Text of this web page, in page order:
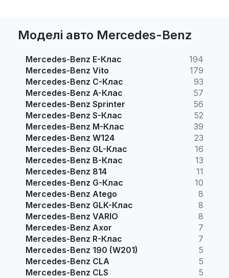
Моделі авто Mercedes-Benz
Mercedes-Benz E-Клас
194
Mercedes-Benz Vito
179
Mercedes-Benz C-Клас
93
Mercedes-Benz A-Клас
57
Mercedes-Benz Sprinter
56
Mercedes-Benz S-Клас
52
Mercedes-Benz M-Клас
39
Mercedes-Benz W124
23
Mercedes-Benz GL-Клас
16
Mercedes-Benz B-Клас
13
Mercedes-Benz 814
11
Mercedes-Benz G-Клас
10
Mercedes-Benz Atego
8
Mercedes-Benz GLK-Клас
8
Mercedes-Benz VARIO
8
Mercedes-Benz Axor
7
Mercedes-Benz R-Клас
7
Mercedes-Benz 190 (W201)
5
Mercedes-Benz CLA
5
Mercedes-Benz CLS
5